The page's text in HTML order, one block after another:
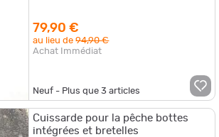
79,90 €
au lieu de94,90 €
Achat Immédiat
Neuf - Plus que3 articles
Cuissarde pour la pêche bottes
intégrées et bretelles